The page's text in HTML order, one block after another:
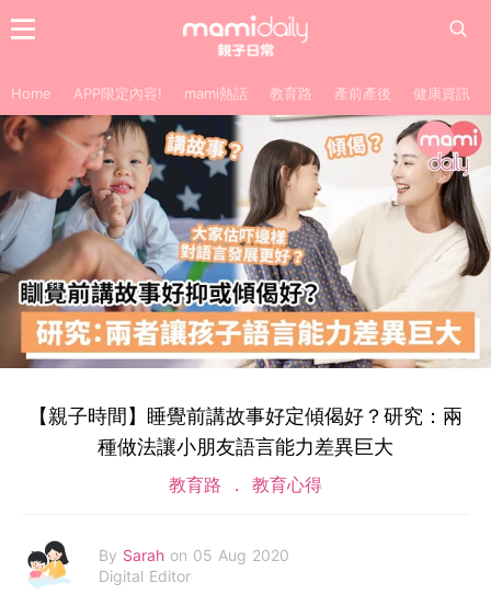
Home APP限定內容! mami熱話 教育路 產前產後 健康資訊
【親子時間】睡覺前講故事好定傾偈好？研究：兩
種做法讓小朋友語言能力差異巨大
教育路 教育心得
By Sarah on 05 Aug 2020
Digital Editor